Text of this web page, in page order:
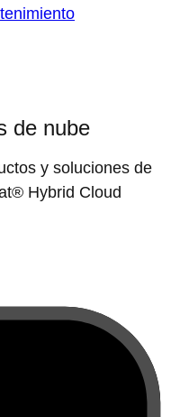
de nube
y soluciones de
Hybrid Cloud